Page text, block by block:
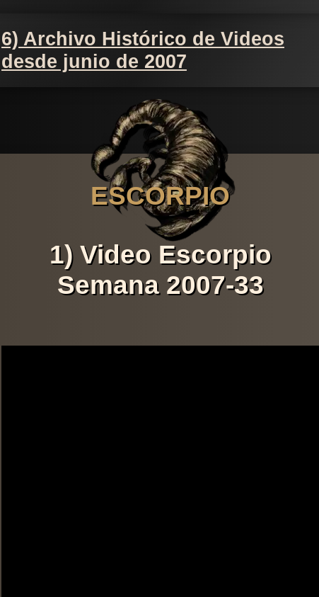
6) Archivo Histórico de Videos
desde junio de 2007
ESCORPIO
1) Video Escorpio
Semana 2007-33